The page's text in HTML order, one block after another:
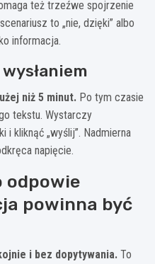
też trzeźwe spojrzenie
to „nie, dzięki” albo
informacja.
niż 5 minut. Po tym czasie
tekstu. Wystarczy
kliknąć „wyślij”. Nadmierna
napięcie.
odpowie
powinna być
i bez dopytywania. To